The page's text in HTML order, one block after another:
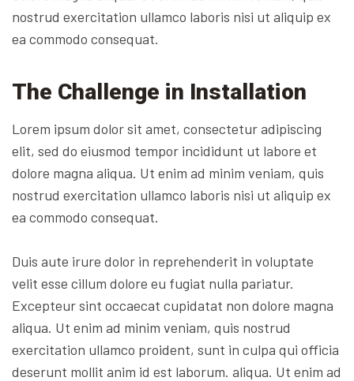
nostrud exercitation ullamco laboris nisi ut aliquip ex
ea commodo consequat.
The Challenge in Installation
Lorem ipsum dolor sit amet, consectetur adipiscing
elit, sed do eiusmod tempor incididunt ut labore et
dolore magna aliqua. Ut enim ad minim veniam, quis
nostrud exercitation ullamco laboris nisi ut aliquip ex
ea commodo consequat.
Duis aute irure dolor in reprehenderit in voluptate
velit esse cillum dolore eu fugiat nulla pariatur.
Excepteur sint occaecat cupidatat non dolore magna
aliqua. Ut enim ad minim veniam, quis nostrud
exercitation ullamco proident, sunt in culpa qui officia
deserunt mollit anim id est laborum. aliqua. Ut enim ad